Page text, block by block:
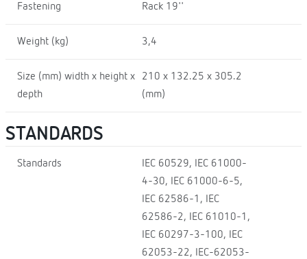
Fastening Rack 19''
Weight (kg) 3,4
Size (mm) width x height x
depth
210 x 132.25 x 305.2
(mm)
STANDARDS
Standards
IEC 60529, IEC 61000-
4-30, IEC 61000-6-5,
IEC 62586-1, IEC
62586-2, IEC 61010-1,
IEC 60297-3-100, IEC
62053-22, IEC-62053-